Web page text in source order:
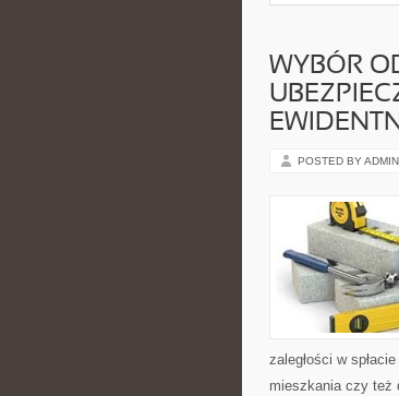
WYBÓR
POSTED BY ADMIN
zaległości w
mieszkania czy też